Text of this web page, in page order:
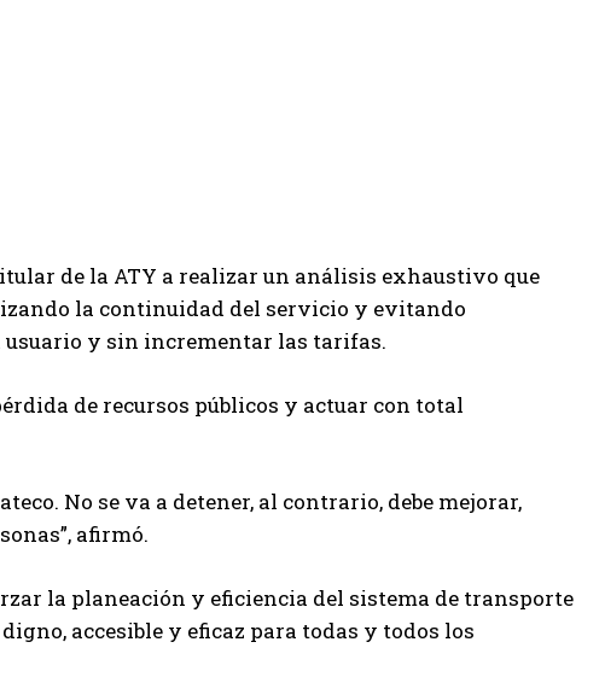
de la ATY a realizar un análisis exhaustivo que
la continuidad del servicio y evitando
usuario y sin incrementar las tarifas.
de recursos públicos y actuar con total
No se va a detener, al contrario, debe mejorar,
afirmó.
la planeación y eficiencia del sistema de transporte
accesible y eficaz para todas y todos los